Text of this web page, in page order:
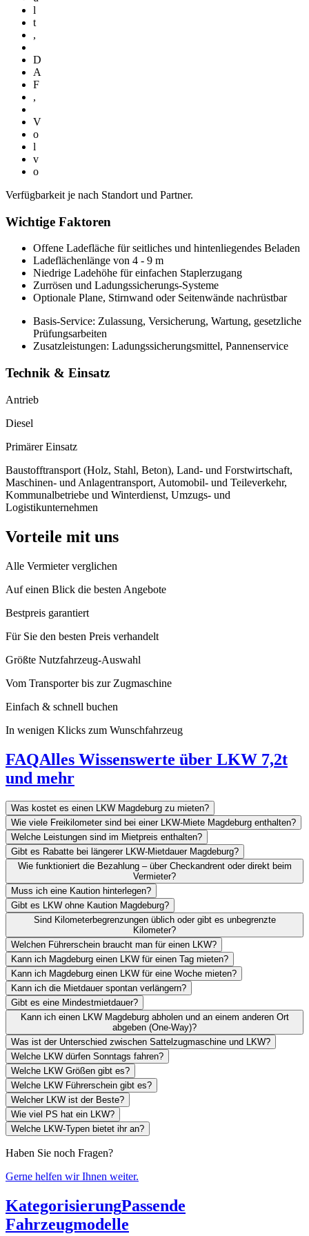
l
t
,
D
A
F
,
V
o
l
v
o
Verfügbarkeit je nach Standort und Partner.
Wichtige Faktoren
Offene Ladefläche für seitliches und hintenliegendes Beladen
Ladeflächenlänge von 4 - 9 m
Niedrige Ladehöhe für einfachen Staplerzugang
Zurrösen und Ladungssicherungs-Systeme
Optionale Plane, Stirnwand oder Seitenwände nachrüstbar
Basis-Service: Zulassung, Versicherung, Wartung, gesetzliche
Prüfungsarbeiten
Zusatzleistungen: Ladungssicherungsmittel, Pannenservice
Technik & Einsatz
Antrieb
Diesel
Primärer Einsatz
Baustofftransport (Holz, Stahl, Beton), Land- und Forstwirtschaft,
Maschinen- und Anlagentransport, Automobil- und Teileverkehr,
Kommunalbetriebe und Winterdienst, Umzugs- und
Logistikunternehmen
Vorteile mit uns
Alle Vermieter verglichen
Auf einen Blick die besten Angebote
Bestpreis garantiert
Für Sie den besten Preis verhandelt
Größte Nutzfahrzeug-Auswahl
Vom Transporter bis zur Zugmaschine
Einfach & schnell buchen
In wenigen Klicks zum Wunschfahrzeug
FAQAlles Wissenswerte über LKW 7,2t
und mehr
Was kostet es einen LKW Magdeburg zu mieten?
Wie viele Freikilometer sind bei einer LKW-Miete Magdeburg enthalten?
Welche Leistungen sind im Mietpreis enthalten?
Gibt es Rabatte bei längerer LKW-Mietdauer Magdeburg?
Wie funktioniert die Bezahlung – über Checkandrent oder direkt beim
Vermieter?
Muss ich eine Kaution hinterlegen?
Gibt es LKW ohne Kaution Magdeburg?
Sind Kilometerbegrenzungen üblich oder gibt es unbegrenzte
Kilometer?
Welchen Führerschein braucht man für einen LKW?
Kann ich Magdeburg einen LKW für einen Tag mieten?
Kann ich Magdeburg einen LKW für eine Woche mieten?
Kann ich die Mietdauer spontan verlängern?
Gibt es eine Mindestmietdauer?
Kann ich einen LKW Magdeburg abholen und an einem anderen Ort
abgeben (One-Way)?
Was ist der Unterschied zwischen Sattelzugmaschine und LKW?
Welche LKW dürfen Sonntags fahren?
Welche LKW Größen gibt es?
Welche LKW Führerschein gibt es?
Welcher LKW ist der Beste?
Wie viel PS hat ein LKW?
Welche LKW-Typen bietet ihr an?
Haben Sie noch Fragen?
Gerne helfen wir Ihnen weiter.
KategorisierungPassende
Fahrzeugmodelle